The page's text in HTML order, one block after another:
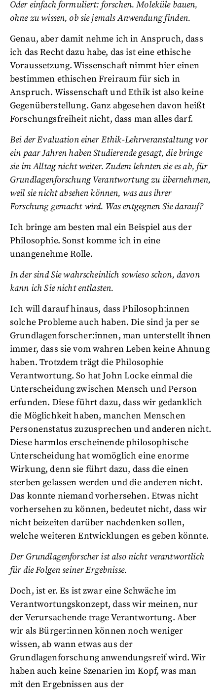
Oder einfach formuliert: forschen. Moleküle bauen,
ohne zu wissen, ob sie jemals Anwendung finden.
Genau, aber damit nehme ich in Anspruch, dass
ich das Recht dazu habe, das ist eine ethische
Voraussetzung. Wissenschaft nimmt hier einen
bestimmen ethischen Freiraum für sich in
Anspruch. Wissenschaft und Ethik ist also keine
Gegenüberstellung. Ganz abgesehen davon heißt
Forschungsfreiheit nicht, dass man alles darf.
Bei der Evaluation einer Ethik-Lehrveranstaltung vor
ein paar Jahren haben Studierende gesagt, die bringe
sie im Alltag nicht weiter. Zudem lehnten sie es ab, für
Grundlagenforschung Verantwortung zu übernehmen,
weil sie nicht absehen können, was aus ihrer
Forschung gemacht wird. Was entgegnen Sie darauf?
Ich bringe am besten mal ein Beispiel aus der
Philosophie. Sonst komme ich in eine
unangenehme Rolle.
In der sind Sie wahrscheinlich sowieso schon, davon
kann ich Sie nicht entlasten.
Ich will darauf hinaus, dass Philosoph:innen
solche Probleme auch haben. Die sind ja per se
Grundlagenforscher:innen, man unterstellt ihnen
immer, dass sie vom wahren Leben keine Ahnung
haben. Trotzdem trägt die Philosophie
Verantwortung. So hat John Locke einmal die
Unterscheidung zwischen Mensch und Person
erfunden. Diese führt dazu, dass wir gedanklich
die Möglichkeit haben, manchen Menschen
Personenstatus zuzusprechen und anderen nicht.
Diese harmlos erscheinende philosophische
Unterscheidung hat womöglich eine enorme
Wirkung, denn sie führt dazu, dass die einen
sterben gelassen werden und die anderen nicht.
Das konnte niemand vorhersehen. Etwas nicht
vorhersehen zu können, bedeutet nicht, dass wir
nicht beizeiten darüber nachdenken sollen,
welche weiteren Entwicklungen es geben könnte.
Der Grundlagenforscher ist also nicht verantwortlich
für die Folgen seiner Ergebnisse.
Doch, ist er. Es ist zwar eine Schwäche im
Verantwortungskonzept, dass wir meinen, nur
der Verursachende trage Verantwortung. Aber
wir als Bürger:innen können noch weniger
wissen, ab wann etwas aus der
Grundlagenforschung anwendungsreif wird. Wir
haben auch keine Szenarien im Kopf, was man
mit den Ergebnissen aus der